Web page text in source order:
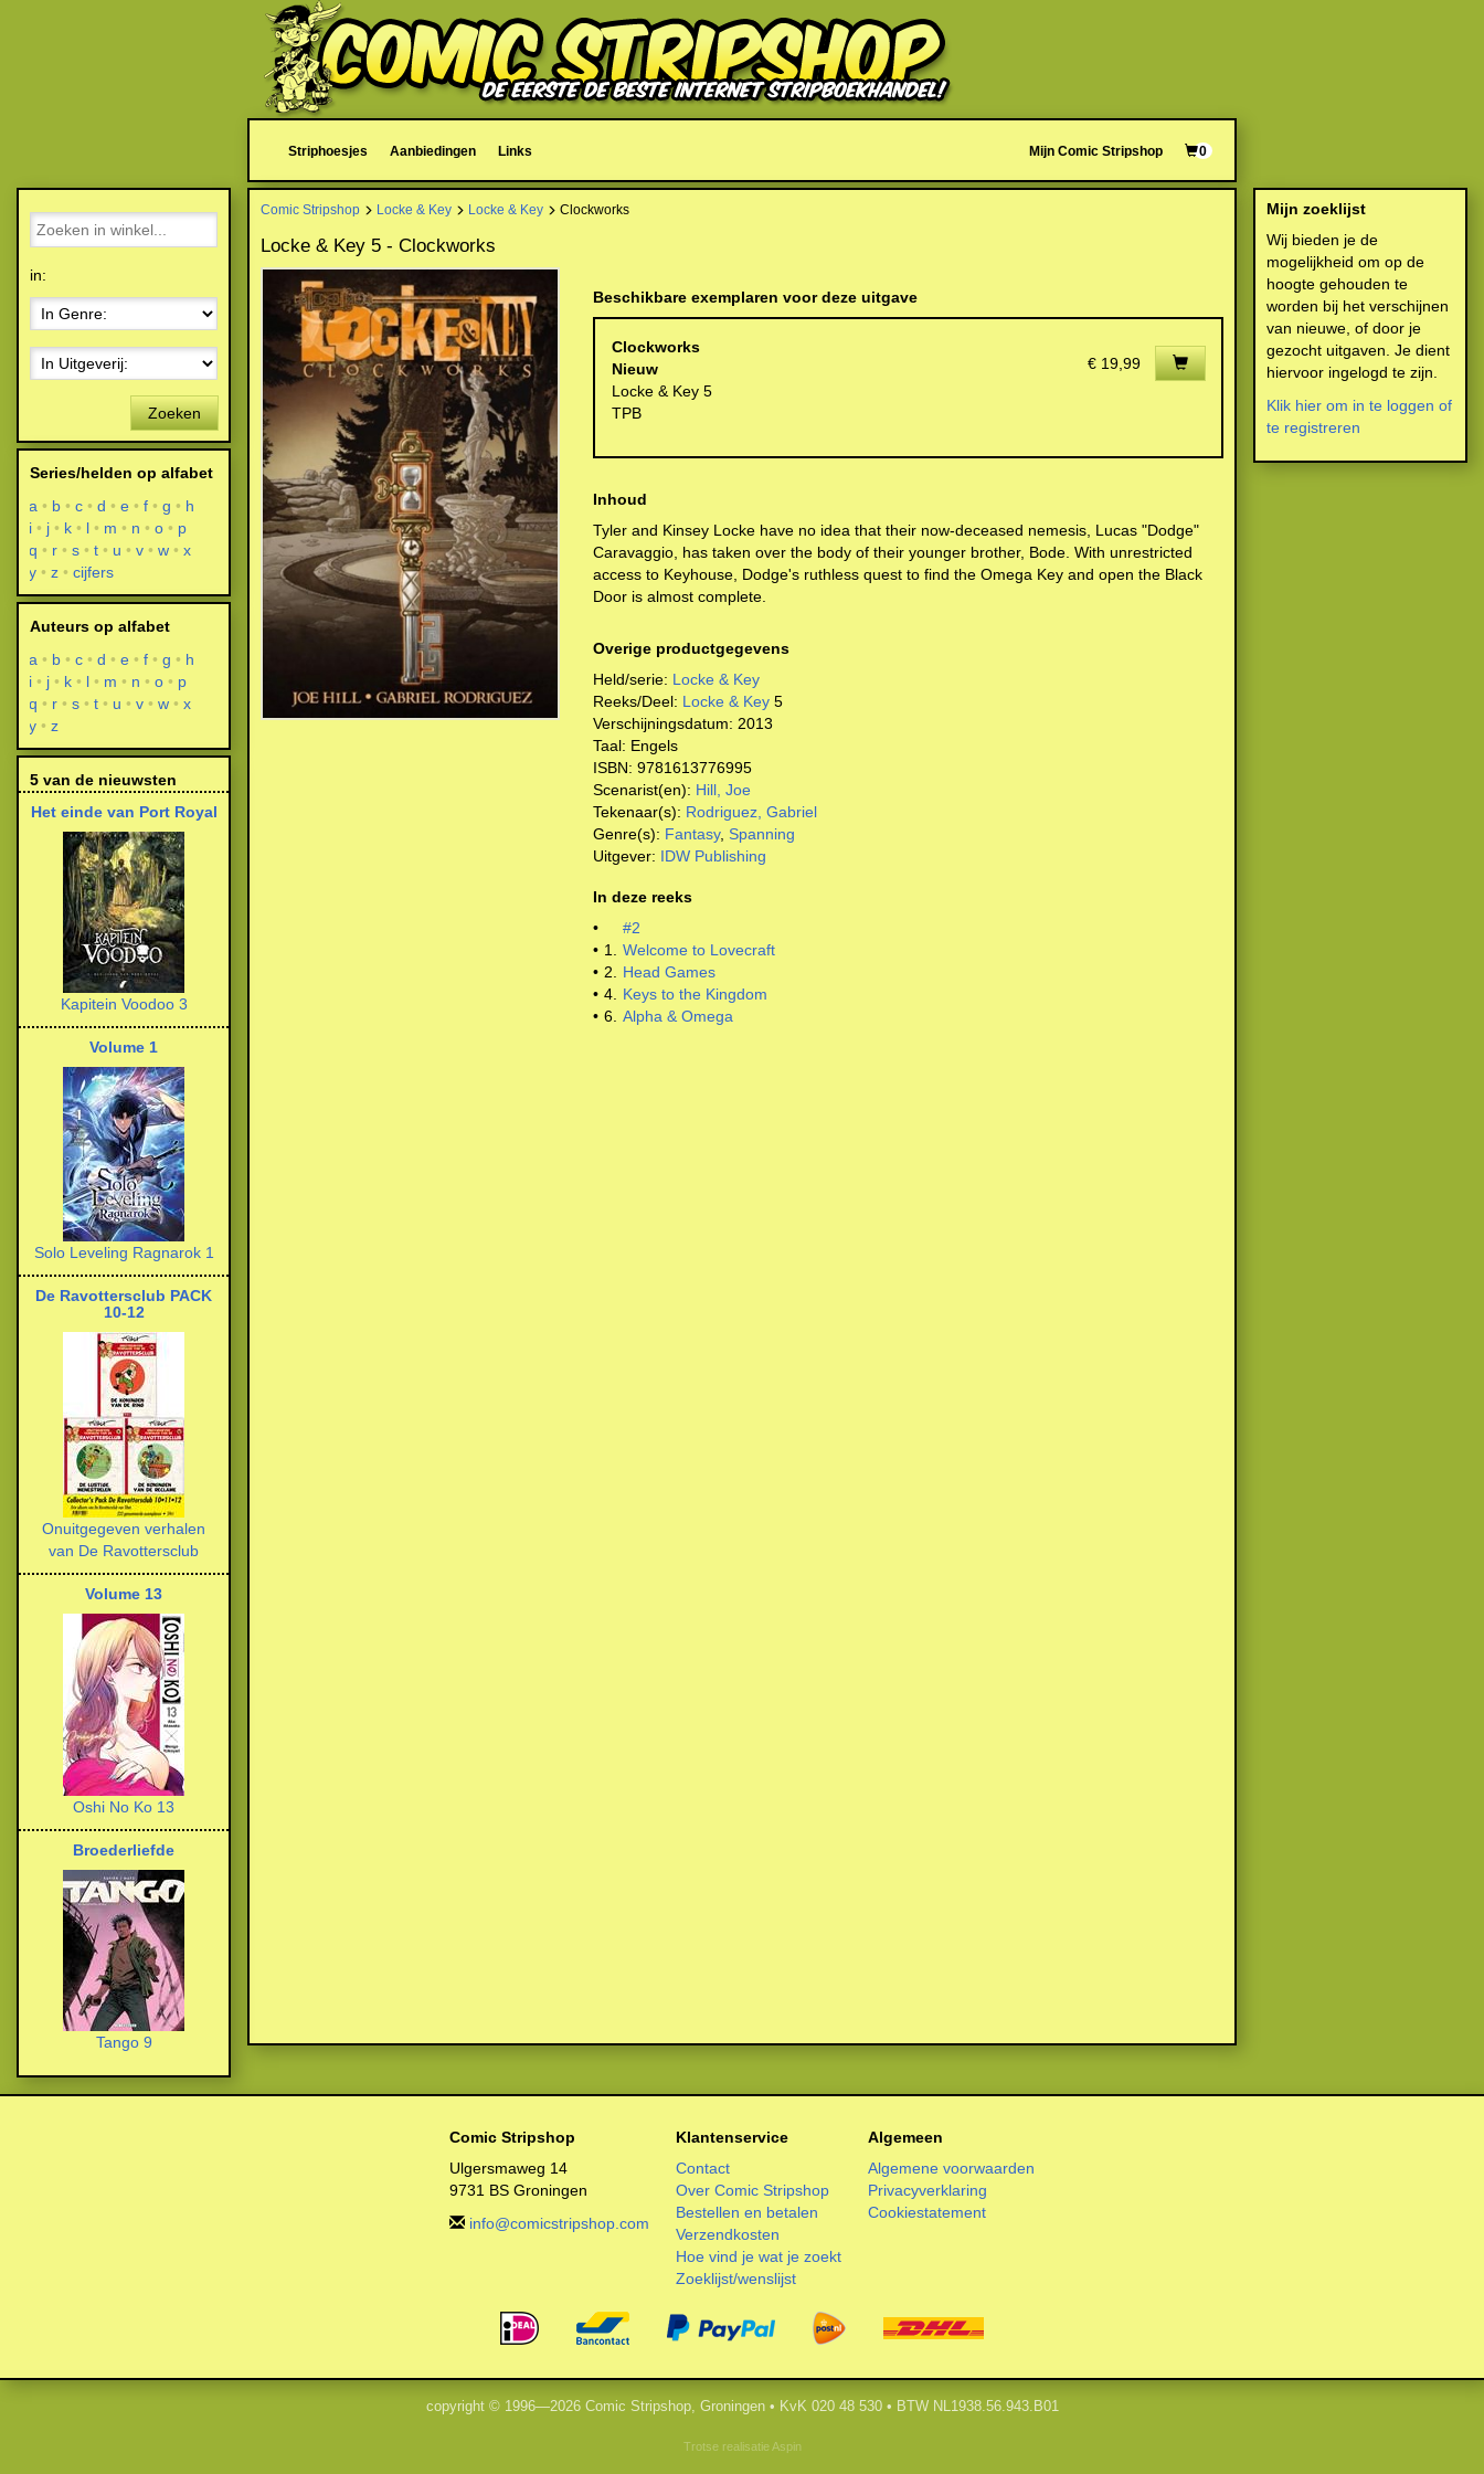
Striphoesjes Aanbiedingen Links Mijn Comic Stripshop 0
Comic Stripshop Locke & Key Locke & Key Clockworks
Locke & Key 5 - Clockworks
Beschikbare exemplaren voor deze uitgave
Clockworks
Nieuw
Locke & Key 5
TPB
€ 19,99
Inhoud
Tyler and Kinsey Locke have no idea that their now-deceased nemesis, Lucas "Dodge"
Caravaggio, has taken over the body of their younger brother, Bode. With unrestricted
access to Keyhouse, Dodge's ruthless quest to find the Omega Key and open the Black
Door is almost complete.
Overige productgegevens
Held/serie: Locke & Key
Reeks/Deel: Locke & Key5
Verschijningsdatum: 2013
Taal: Engels
ISBN: 9781613776995
Scenarist(en): Hill, Joe
Tekenaar(s): Rodriguez, Gabriel
Genre(s): Fantasy, Spanning
Uitgever: IDW Publishing
In deze reeks
•
#2
• 1.
Welcome to Lovecraft
• 2.
Head Games
• 4.
Keys to the Kingdom
• 6. Alpha & Omega
Mijn zoeklijst
Wij bieden je de
mogelijkheid om op de
hoogte gehouden te
worden bij het verschijnen
van nieuwe, of door je
gezocht uitgaven. Je dient
hiervoor ingelogd te zijn.
Klik hier om in te loggen of
te registreren
in:
Zoeken
Series/helden op alfabet
a
b c d e f g
h
i
j k l m n o
p
q
r s t u v w
x
y
z cijfers
Auteurs op alfabet
a
b c d e f g
h
i
j k l m n o
p
q
r s t u v w
x
y
z
5 van de nieuwsten
Het einde van Port Royal
Kapitein Voodoo 3
Volume 1
Solo Leveling Ragnarok 1
De Ravottersclub PACK
10-12
Onuitgegeven verhalen
van De Ravottersclub
Volume 13
Oshi No Ko 13
Broederliefde
Tango 9
Comic Stripshop
Ulgersmaweg 14
9731 BS Groningen
info@comicstripshop.com
Klantenservice
Contact
Over Comic Stripshop
Bestellen en betalen
Verzendkosten
Hoe vind je wat je zoekt
Zoeklijst/wenslijst
Algemeen
Algemene voorwaarden
Privacyverklaring
Cookiestatement
copyright © 1996—2026 Comic Stripshop, Groningen • KvK 020 48 530 • BTW NL1938.56.943.B01
Trotse realisatieAspin